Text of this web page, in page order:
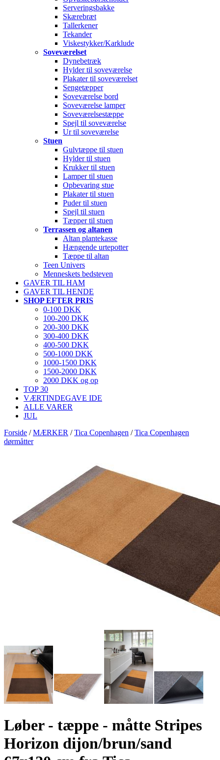
Serveringsbakke
Skærebræt
Tallerkener
Tekander
Viskestykker/Karklude
Soveværelset
Dynebetræk
Hylder til soveværelse
Plakater til soveværelset
Sengetæpper
Soveværelse bord
Soveværelse lamper
Soveværelsestæppe
Spejl til soveværelse
Ur til soveværelse
Stuen
Gulvtæppe til stuen
Hylder til stuen
Krukker til stuen
Lamper til stuen
Opbevaring stue
Plakater til stuen
Puder til stuen
Spejl til stuen
Tæpper til stuen
Terrassen og altanen
Altan plantekasse
Hængende urtepotter
Tæppe til altan
Teen Univers
Menneskets bedsteven
GAVER TIL HAM
GAVER TIL HENDE
SHOP EFTER PRIS
0-100 DKK
100-200 DKK
200-300 DKK
300-400 DKK
400-500 DKK
500-1000 DKK
1000-1500 DKK
1500-2000 DKK
2000 DKK og op
TOP 30
VÆRTINDEGAVE IDE
ALLE VARER
JUL
Forside /MÆRKER /Tica Copenhagen /Tica Copenhagen
dørmåtter
Løber - tæppe - måtte Stripes
Horizon dijon/brun/sand